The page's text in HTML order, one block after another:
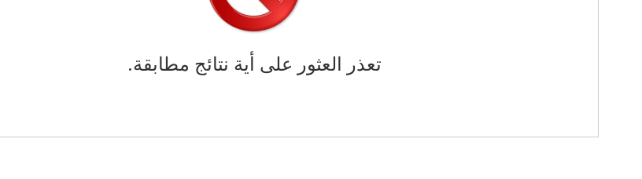
تعذر العثور على أية نتائج مطابقة.